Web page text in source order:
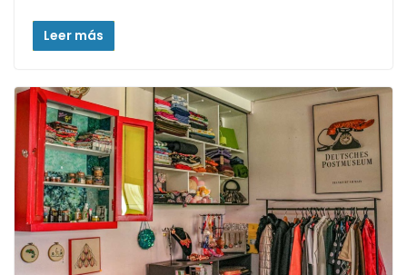
Leer más